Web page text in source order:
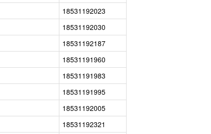
18531192023
18531192030
18531192187
18531191960
18531191983
18531191995
18531192005
18531192321